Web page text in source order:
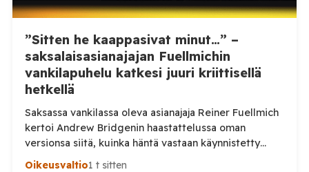
”Sitten he kaappasivat minut…” –
saksalaisasianajajan Fuellmichin
vankilapuhelu katkesi juuri kriittisellä
hetkellä
Saksassa vankilassa oleva asianajaja Reiner Fuellmich
kertoi Andrew Bridgenin haastattelussa oman
versionsa siitä, kuinka häntä vastaan käynnistetty
rikosprosessi sai alkunsa. Juuri kun Fuellmich pääsi
Oikeusvaltio1 t sitten